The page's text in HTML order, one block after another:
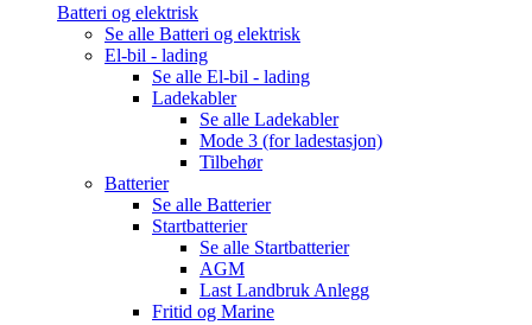
Batteri og elektrisk
Se alle Batteri og elektrisk
El-bil - lading
Se alle El-bil - lading
Ladekabler
Se alle Ladekabler
Mode 3 (for ladestasjon)
Tilbehør
Batterier
Se alle Batterier
Startbatterier
Se alle Startbatterier
AGM
Last Landbruk Anlegg
Fritid og Marine